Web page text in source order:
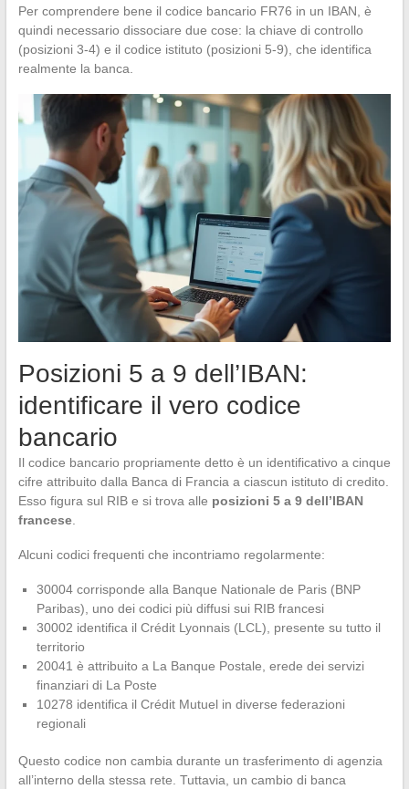
Per comprendere bene il codice bancario FR76 in un IBAN, è
quindi necessario dissociare due cose: la chiave di controllo
(posizioni 3-4) e il codice istituto (posizioni 5-9), che identifica
realmente la banca.
Posizioni 5 a 9 dell’IBAN:
identificare il vero codice
bancario
Il codice bancario propriamente detto è un identificativo a cinque
cifre attribuito dalla Banca di Francia a ciascun istituto di credito.
Esso figura sul RIB e si trova alle posizioni 5 a 9 dell’IBAN
francese.
Alcuni codici frequenti che incontriamo regolarmente:
30004 corrisponde alla Banque Nationale de Paris (BNP
Paribas), uno dei codici più diffusi sui RIB francesi
30002 identifica il Crédit Lyonnais (LCL), presente su tutto il
territorio
20041 è attribuito a La Banque Postale, erede dei servizi
finanziari di La Poste
10278 identifica il Crédit Mutuel in diverse federazioni
regionali
Questo codice non cambia durante un trasferimento di agenzia
all’interno della stessa rete. Tuttavia, un cambio di banca